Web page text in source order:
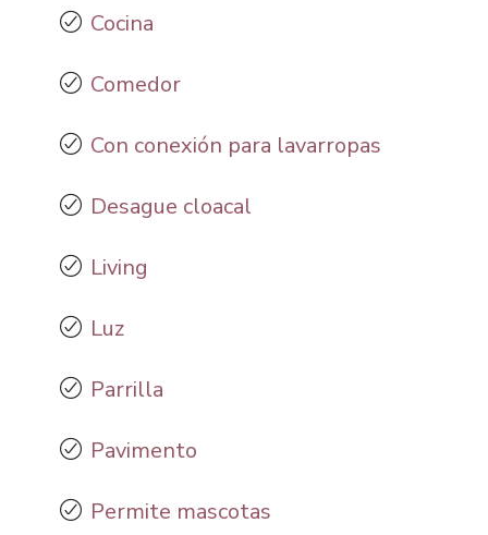
Cocina
Comedor
Con conexión para lavarropas
Desague cloacal
Living
Luz
Parrilla
Pavimento
Permite mascotas